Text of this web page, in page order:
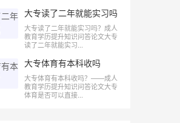
大专读了二年就能实习吗
大专读了二年就能实习吗？成人
教育学历提升知识问答论文大专
读了二年就能实习...
大专体育有本科收吗
大专体育有本科收吗？——成人
教育学历提升知识问答论文大专
体育是否可以直接...